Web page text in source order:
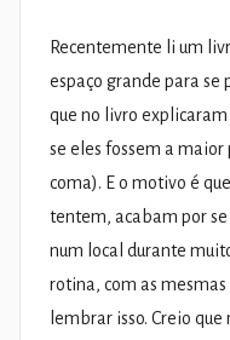
Recentemente li um
espaço grande para se
que no livro
se eles fossem a
coma). E o motivo é
tentem, acabam por
num local durante
rotina, com as
lembrar isso. Creio